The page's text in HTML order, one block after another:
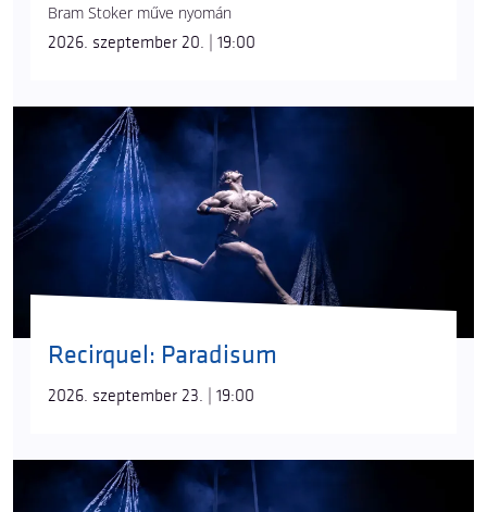
Bram Stoker műve nyomán
2026. szeptember 20. | 19:00
Recirquel: Paradisum
2026. szeptember 23. | 19:00